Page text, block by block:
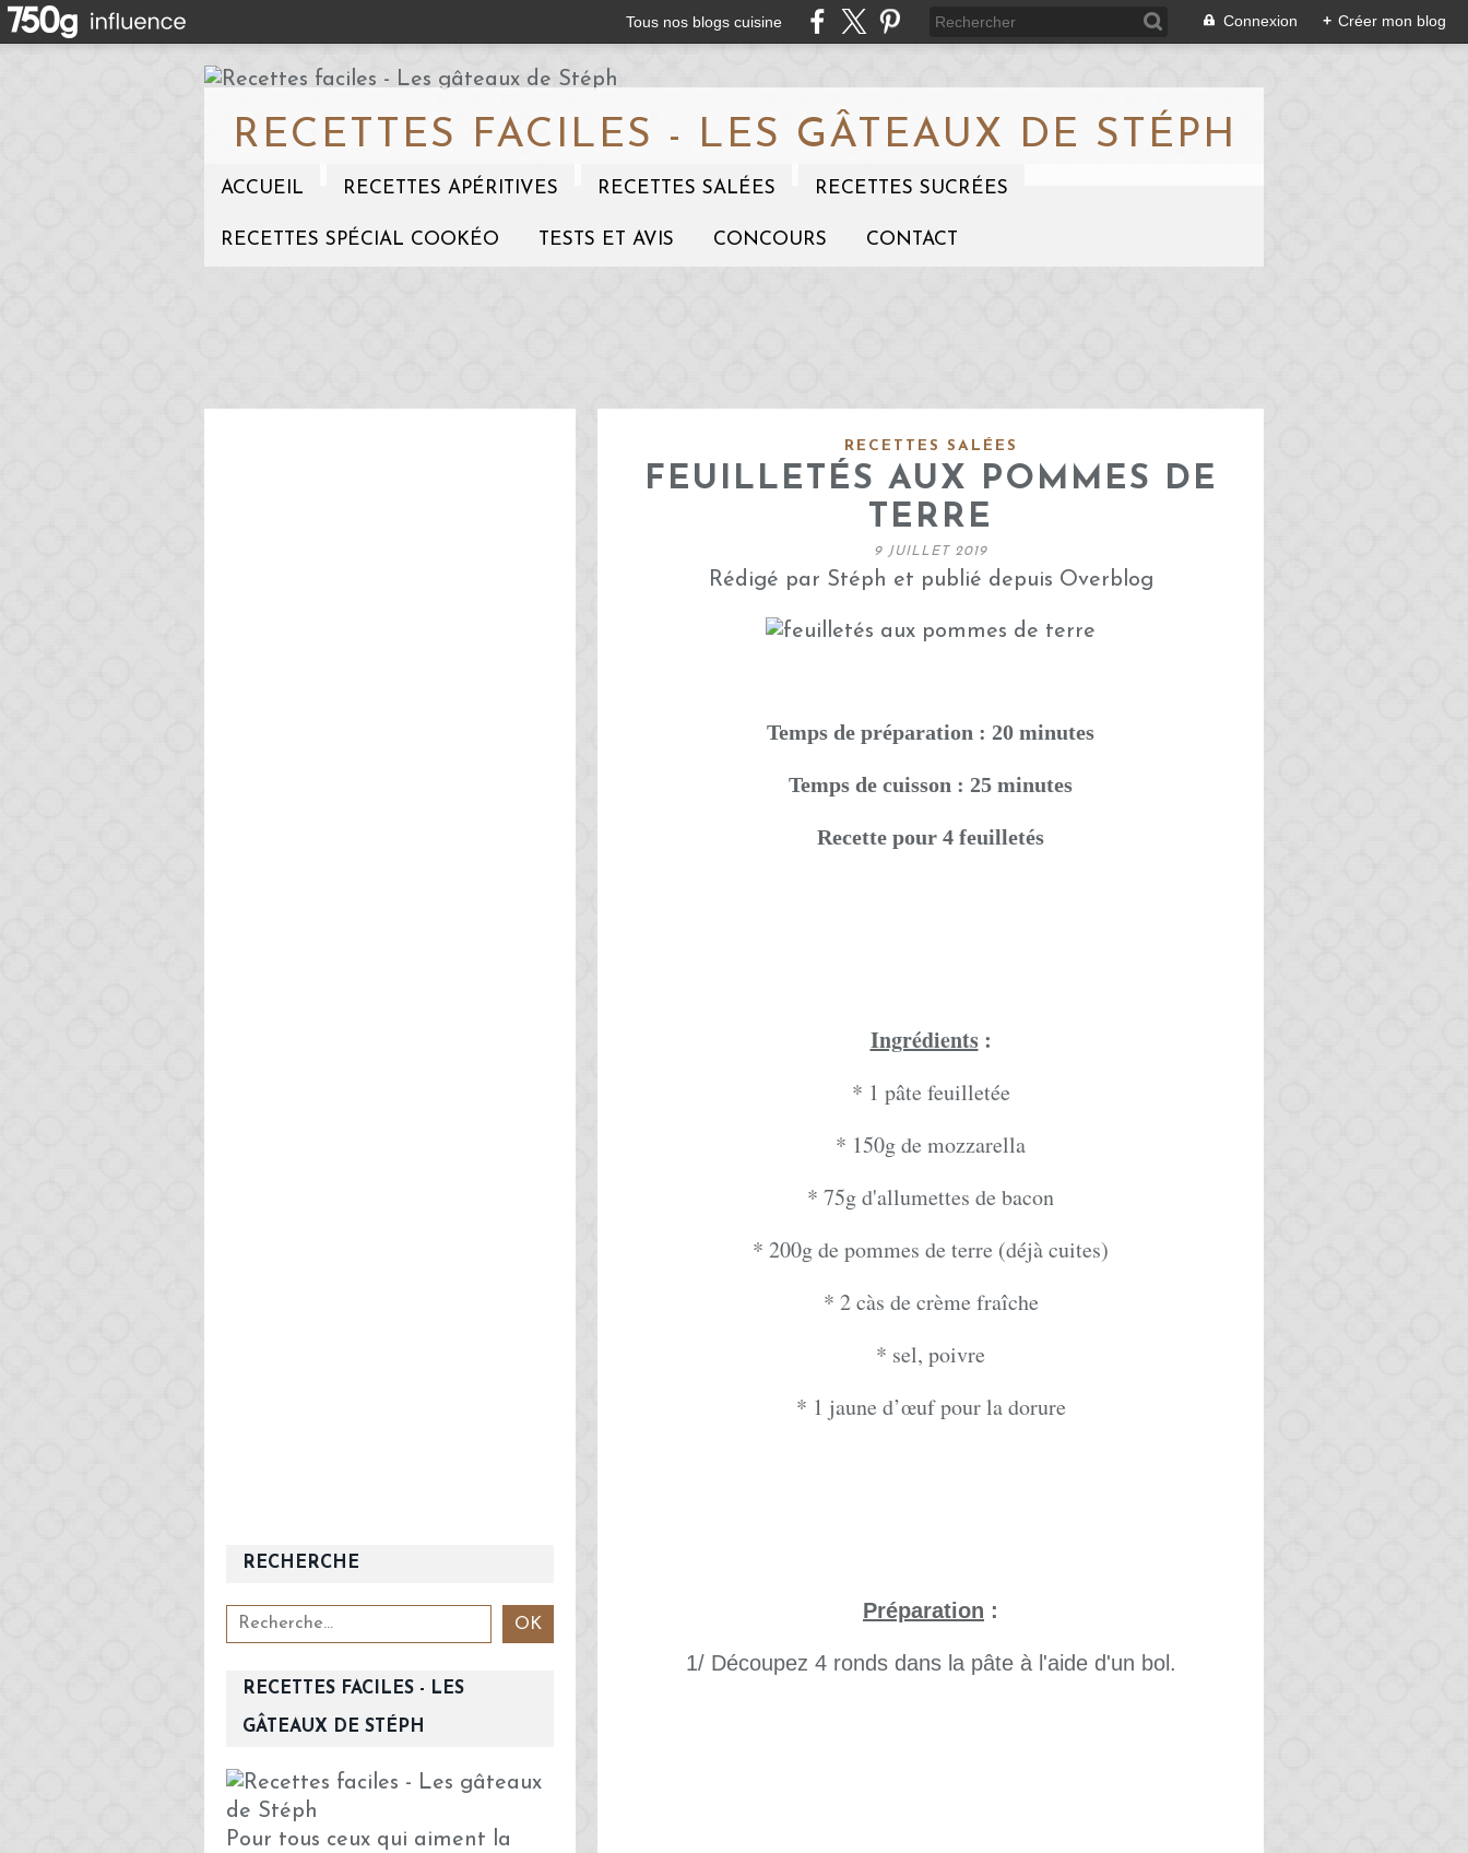
Tous nos blogs cuisine Connexion + Créer mon blog
RECETTES FACILES - LES GÂTEAUX DE STÉPH
ACCUEIL RECETTES APÉRITIVES RECETTES SALÉES RECETTES SUCRÉES
RECETTES SPÉCIAL COOKÉO TESTS ET AVIS CONCOURS CONTACT
RECETTES SALÉES
FEUILLETÉS AUX POMMES DE
TERRE
9 JUILLET 2019
Rédigé par Stéph et publié depuis Overblog
Temps de préparation : 20 minutes
Temps de cuisson : 25 minutes
Recette pour 4 feuilletés
Ingrédients:
* 1 pâte feuilletée
* 150g de mozzarella
* 75g d'allumettes de bacon
* 200g de pommes de terre (déjà cuites)
* 2 càs de crème fraîche
* sel, poivre
* 1 jaune d’œuf pour la dorure
Préparation :
1/ Découpez 4 ronds dans la pâte à l'aide d'un bol.
RECHERCHE
RECETTES FACILES - LES
GÂTEAUX DE STÉPH
Pour tous ceux qui aiment la